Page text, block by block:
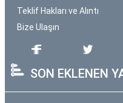
Teklif Hakları ve Alıntı
Bize Ulaşın
SON EKLENEN